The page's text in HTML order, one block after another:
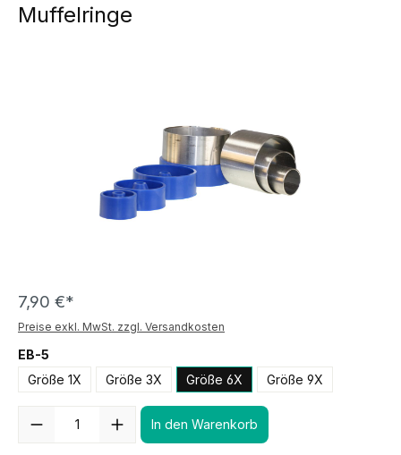
Muffelringe
7,90 €*
Preise exkl. MwSt. zzgl. Versandkosten
EB-5
Größe 1X
Größe 3X Größe 6X Größe 9X
In den Warenkorb